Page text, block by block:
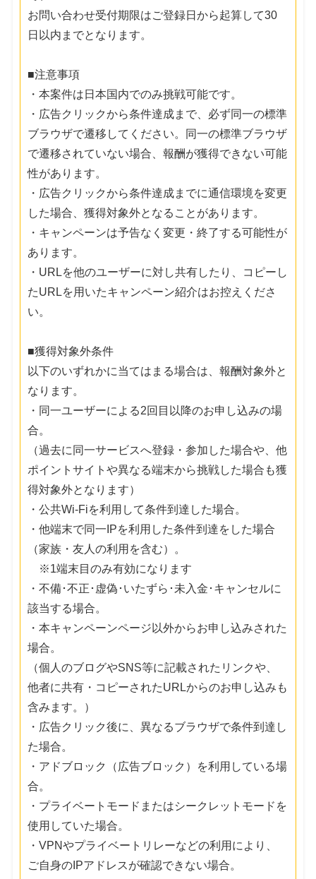
お問い合わせ受付期限はご登録日から起算して30
日以内までとなります。
■注意事項
・本案件は日本国内でのみ挑戦可能です。
・広告クリックから条件達成まで、必ず同一の標準
ブラウザで遷移してください。同一の標準ブラウザ
で遷移されていない場合、報酬が獲得できない可能
性があります。
・広告クリックから条件達成までに通信環境を変更
した場合、獲得対象外となることがあります。
・キャンペーンは予告なく変更・終了する可能性が
あります。
・URLを他のユーザーに対し共有したり、コピーし
たURLを用いたキャンペーン紹介はお控えくださ
い。
■獲得対象外条件
以下のいずれかに当てはまる場合は、報酬対象外と
なります。
・同一ユーザーによる2回目以降のお申し込みの場
合。
（過去に同一サービスへ登録・参加した場合や、他
ポイントサイトや異なる端末から挑戦した場合も獲
得対象外となります）
・公共Wi-Fiを利用して条件到達した場合。
・他端末で同一IPを利用した条件到達をした場合
（家族・友人の利用を含む）。
※1端末目のみ有効になります
・不備･不正･虚偽･いたずら･未入金･キャンセルに
該当する場合。
・本キャンペーンページ以外からお申し込みされた
場合。
（個人のブログやSNS等に記載されたリンクや、
他者に共有・コピーされたURLからのお申し込みも
含みます。）
・広告クリック後に、異なるブラウザで条件到達し
た場合。
・アドブロック（広告ブロック）を利用している場
合。
・プライベートモードまたはシークレットモードを
使用していた場合。
・VPNやプライベートリレーなどの利用により、
ご自身のIPアドレスが確認できない場合。